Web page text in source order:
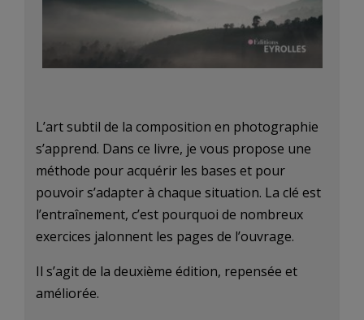
L’art subtil de la composition en photographie
s’apprend. Dans ce livre, je vous propose une
méthode pour acquérir les bases et pour
pouvoir s’adapter à chaque situation. La clé est
l’entraînement, c’est pourquoi de nombreux
exercices jalonnent les pages de l’ouvrage.
Il s’agit de la deuxième édition, repensée et
améliorée.